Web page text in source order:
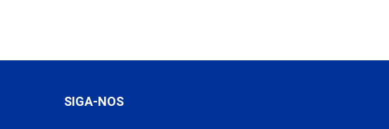
SIGA-NOS